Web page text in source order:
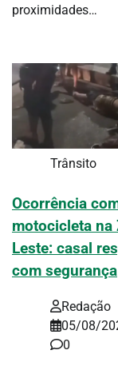
proximidades…
Trânsito
Ocorrência
motocicleta na
Leste: casal
com segurança
Redação
05/08/
0